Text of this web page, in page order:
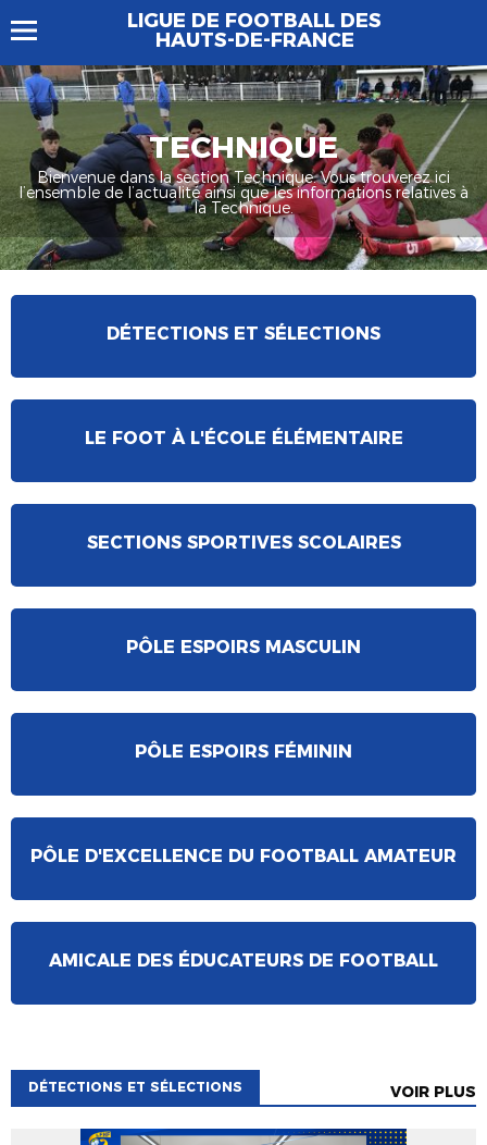
LIGUE DE FOOTBALL DES
HAUTS-DE-FRANCE
TECHNIQUE
Bienvenue dans la section Technique. Vous trouverez ici
l’ensemble de l’actualité ainsi que les informations relatives à
la Technique.
DÉTECTIONS ET SÉLECTIONS
LE FOOT À L'ÉCOLE ÉLÉMENTAIRE
SECTIONS SPORTIVES SCOLAIRES
PÔLE ESPOIRS MASCULIN
PÔLE ESPOIRS FÉMININ
PÔLE D'EXCELLENCE DU FOOTBALL AMATEUR
AMICALE DES ÉDUCATEURS DE FOOTBALL
DÉTECTIONS ET SÉLECTIONS VOIR PLUS